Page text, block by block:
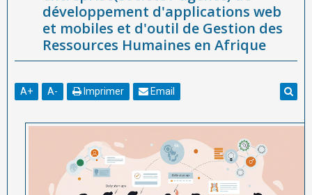
développement d'applications web
et mobiles et d'outil de Gestion des
Ressources Humaines en Afrique
A+ A- Imprimer Email